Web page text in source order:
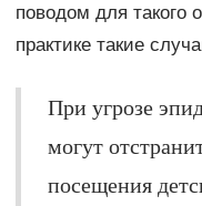
поводом для такого
практике такие
При угрозе
могут
посещения